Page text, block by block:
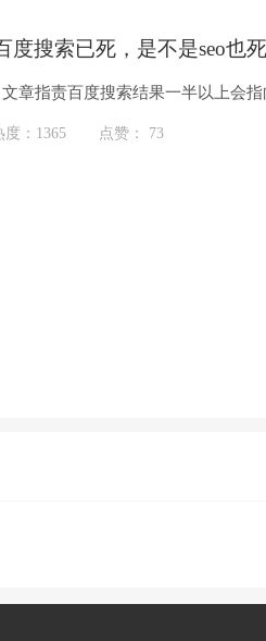
度搜索已死，是不是seo也
章指责百度搜索结果一半以上会
度：1365 点赞： 73